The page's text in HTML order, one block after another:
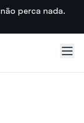
perca nada.